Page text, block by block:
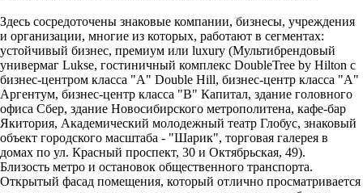
Здесь сосредоточены знаковые компании, бизнесы, учреждения
и организации, многие из которых, работают в сегментах:
устойчивый бизнес, премиум или luxury (Мультибрендовый
универмаг Lukse, гостиничный комплекс DoubleTree by Hilton с
бизнес-центром класса "А" Double Hill, бизнес-центр класса "А"
Аргентум, бизнес-центр класса "В" Капитал, здание головного
офиса Сбер, здание Новосибирского метрополитена, кафе-бар
Якитория, Академический молодежный театр Глобус, знаковый
объект городского масштаба - "Шарик", торговая галерея в
домах по ул. Красный проспект, 30 и Октябрьская, 49).
Близость метро и остановок общественного транспорта.
Открытый фасад помещения, который отлично просматривается